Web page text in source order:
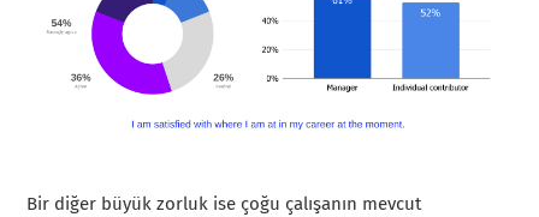
Bir diğer büyük zorluk ise çoğu çalışanın mevcut